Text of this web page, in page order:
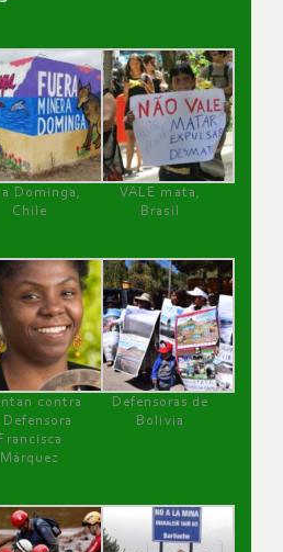
a Dominga,
Chile
VALE mata,
Brasil
contra
Defensora
Francisca
Márquez
Defensoras de
Bolivia